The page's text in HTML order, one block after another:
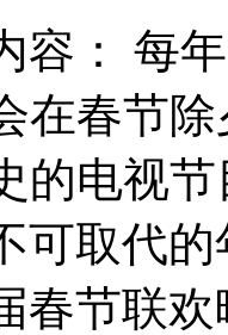
容： 每
在春节
的电视
可取代
春节联